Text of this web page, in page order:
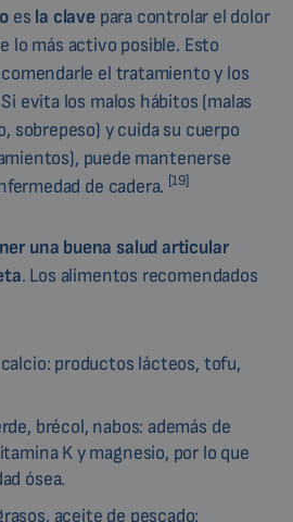
es la clavepara controlar el dolor
lo más activo posible. Esto
el tratamiento y los
evita los malos hábitos (malas
sobrepeso) y cuida su cuerpo
puede mantenerse
de cadera. [19]
una buena salud articular
. Los alimentos recomendados
productos lácteos, tofu,
brécol, nabos: además de
K y magnesio, por lo que
ósea.
aceite de pescado: